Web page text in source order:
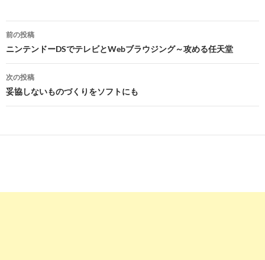
投
稿
ナ
ビ
ゲ
ー
ン
前の投稿
ニンテンドーDSでテレビとWebブラウジング～攻める任天堂
次の投稿
妥協しないものづくりをソフトにも